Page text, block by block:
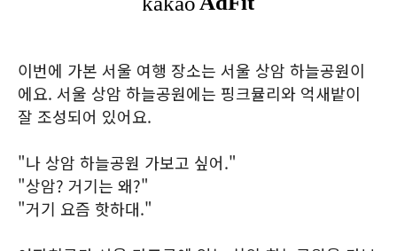
이번에 가본 서울 여행 장소는 서울 상암 하늘공원이
에요. 서울 상암 하늘공원에는 핑크뮬리와 억새밭이
잘 조성되어 있어요.
"나 상암 하늘공원 가보고 싶어."
"상암? 거기는 왜?"
"거기 요즘 핫하대."